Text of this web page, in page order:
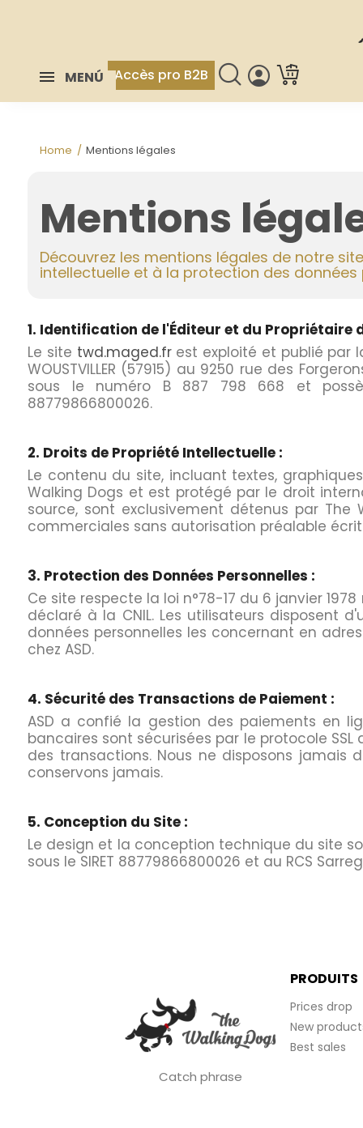
MENÚ Accès pro B2B
Home Mentions légales
Mentions
Découvrez les mentions légales de notre
intellectuelle et à la protection des données
1. Identification de l'Éditeur et du Propriétaire
Le site twd.maged.frest exploité et publié par
WOUSTVILLER (57915) au 9250 rue des
sous le numéro B 887 798 668 et
88779866800026.
2. Droits de Propriété Intellectuelle :
Le contenu du site, incluant textes,
Walking Dogs et est protégé par le droit
source, sont exclusivement détenus par
commerciales sans autorisation préalable
3. Protection des Données Personnelles :
Ce site respecte la loi n°78-17 du 6 janvier
déclaré à la CNIL. Les utilisateurs disposent
données personnelles les concernant en
chez ASD.
4. Sécurité des Transactions de Paiement :
ASD a confié la gestion des paiements en
bancaires sont sécurisées par le protocole
des transactions. Nous ne disposons
conservons jamais.
5. Conception du Site :
Le design et la conception technique du site
sous le SIRET 88779866800026 et au RCS
Catch phrase
PRODUITS
Prices drop
New
Best sales